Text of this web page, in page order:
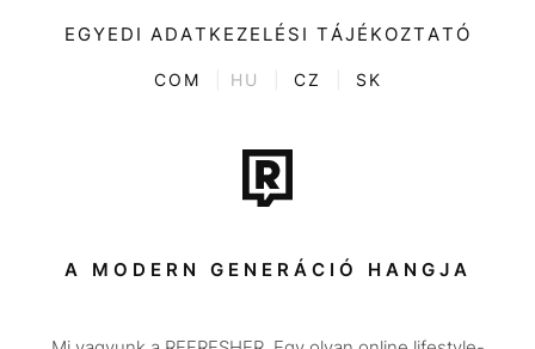
Kultúra
ENTR
Tech-Tudomány
Sport
Társadalom
EGYEDI ADATKEZELÉSI TÁJÉKOZTATÓ
COM HU CZ SK
A MODERN GENERÁCIÓ HANGJA